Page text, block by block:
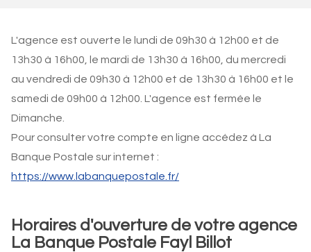
L'agence est ouverte le lundi de 09h30 à 12h00 et de
13h30 à 16h00, le mardi de 13h30 à 16h00, du mercredi
au vendredi de 09h30 à 12h00 et de 13h30 à 16h00 et le
samedi de 09h00 à 12h00. L'agence est fermée le
Dimanche.
Pour consulter votre compte en ligne accédez à La
Banque Postale sur internet :
https://www.labanquepostale.fr/
Horaires d'ouverture de votre agence
La Banque Postale Fayl Billot